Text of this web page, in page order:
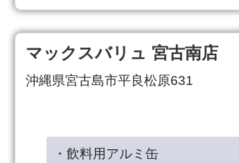
マックスバリュ 宮古南店
沖縄県宮古島市平良松原631
・飲料用アルミ缶